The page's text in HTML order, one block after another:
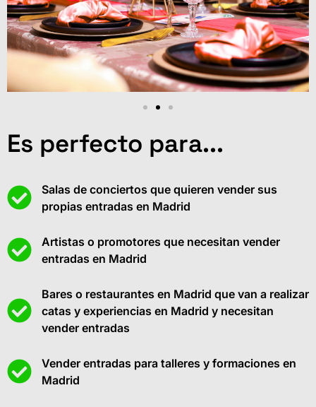
Es perfecto para...
Salas de conciertos que quieren vender sus
propias entradas en Madrid
Artistas o promotores que necesitan vender
entradas en Madrid
Bares o restaurantes en Madrid que van a realizar
catas y experiencias en Madrid y necesitan
vender entradas
Vender entradas para talleres y formaciones en
Madrid